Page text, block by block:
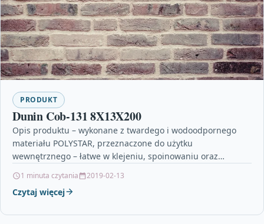
PRODUKT
Dunin Cob-131 8X13X200
Opis produktu – wykonane z twardego i wodoodpornego
materiału POLYSTAR, przeznaczone do użytku
wewnętrznego – łatwe w klejeniu, spoinowaniu oraz
1 minuta czytania 2019-02-13
Czytaj więcej